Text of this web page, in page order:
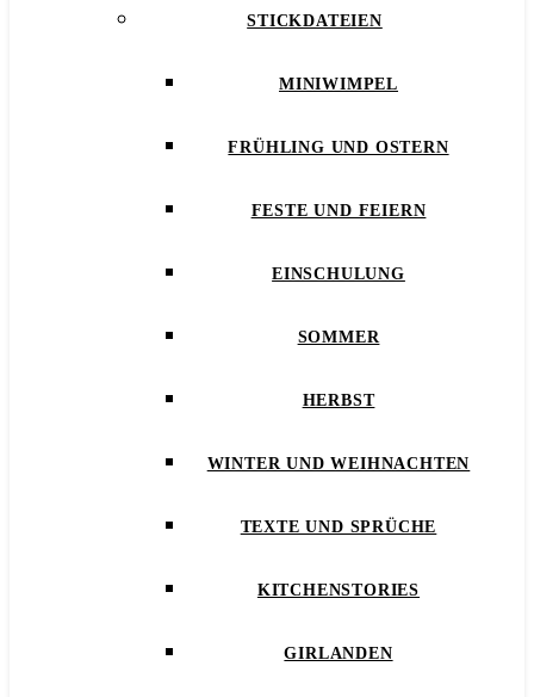
STICKDATEIEN
MINIWIMPEL
FRÜHLING UND OSTERN
FESTE UND FEIERN
EINSCHULUNG
SOMMER
HERBST
WINTER UND WEIHNACHTEN
TEXTE UND SPRÜCHE
KITCHENSTORIES
GIRLANDEN